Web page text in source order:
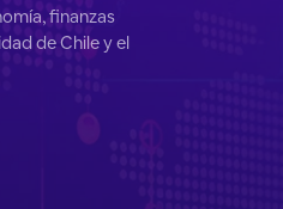
finanzas
de Chile y el